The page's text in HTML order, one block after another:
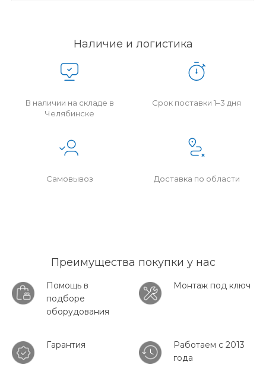
Наличие и логистика
В наличии на складе в
Челябинске
Срок поставки 1–3 дня
Самовывоз Доставка по области
Преимущества покупки у нас
Помощь в
подборе
оборудования
Монтаж под ключ
Гарантия
Работаем с 2013
года